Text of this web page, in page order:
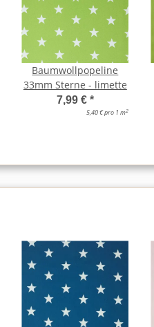
Baumwollpopeline
33mm Sterne - limette
7,99 € *
5,40 € pro 1 m2